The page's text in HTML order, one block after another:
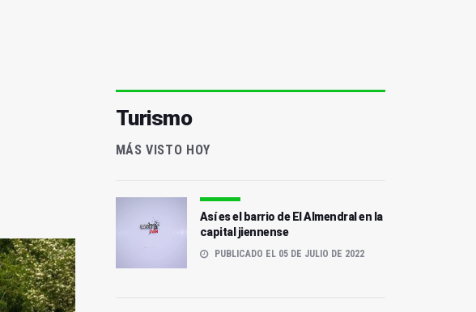
Turismo
MÁS VISTO HOY
Así es el barrio de El Almendral en la
capital jiennense
PUBLICADO EL 05 DE JULIO DE 2022